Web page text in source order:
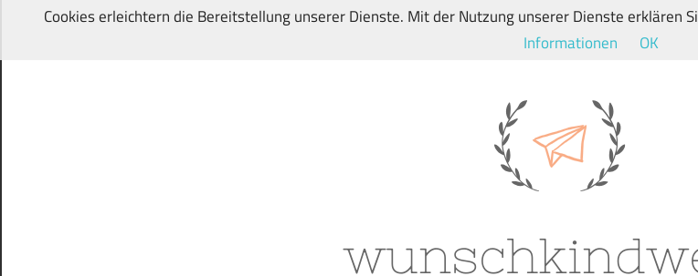
Zum
Cookies erleichtern die Bereitstellung unserer Dienste. Mit der Nutzung unserer Dienste erklären
Informationen
OK